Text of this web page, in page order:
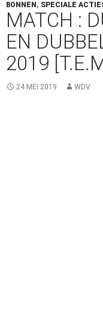
BONNEN , SPECIALE
MATCH :
EN
2019
24 MEI 2019 WDV